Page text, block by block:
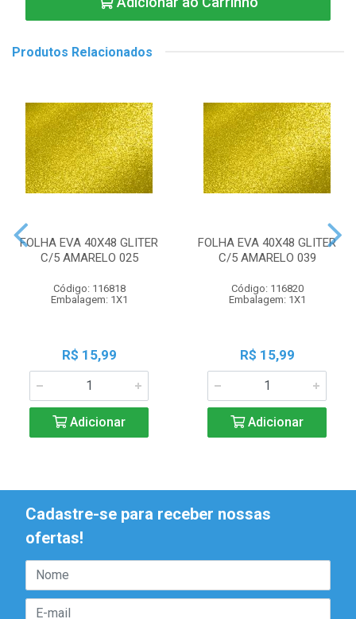
Produtos Relacionados
FOLHA EVA 40X48 GLITER
C/5 AMARELO 025
Código: 116818
Embalagem: 1X1
R$ 15,99
Adicionar
FOLHA EVA 40X48 GLITER
C/5 AMARELO 039
Código: 116820
Embalagem: 1X1
R$ 15,99
Adicionar
Cadastre-se para receber nossas
ofertas!